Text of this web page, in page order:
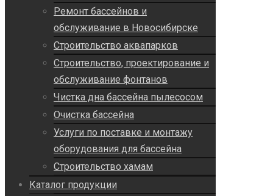
Ремонт бассейнов и
обслуживание в Новосибирске
Строительство аквапарков
Строительство, проектирование и
обслуживание фонтанов
Чистка дна бассейна пылесосом
Очистка бассейна
Услуги по поставке и монтажу
оборудования для бассейна
Строительство хамам
Каталог продукции